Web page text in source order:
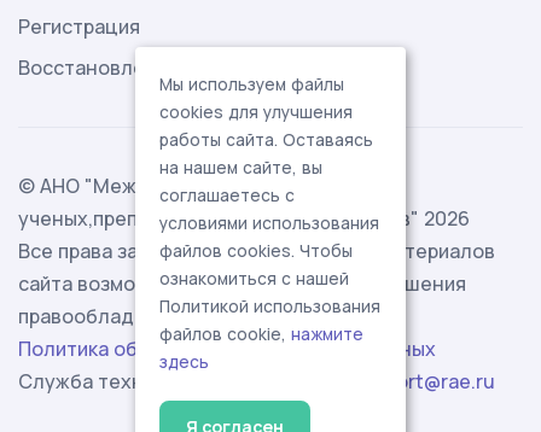
Регистрация
Восстановление пароля
© АНО "Международная ассоциация
ученых,преподавателей и специалистов" 2026
Все права защищены. Использование материалов
сайта возможно исключительно с разрешения
правообладателя.
Политика обработки персональных данных
Служба технической поддержки -
support@rae.ru
Мы используем файлы
cookies для улучшения
работы сайта. Оставаясь
на нашем сайте, вы
соглашаетесь с
условиями использования
файлов cookies. Чтобы
ознакомиться с нашей
Политикой использования
файлов cookie, нажмите
здесь
Я согласен